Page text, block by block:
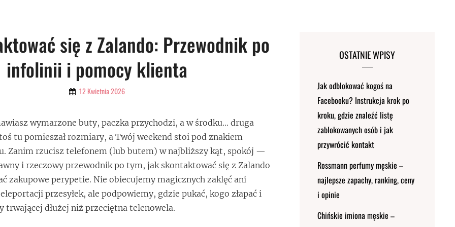
się z Zalando: Przewodnik po
infolinii i pomocy klienta
By 12 Kwietnia 2026
wymarzone buty, paczka przychodzi, a w środku… druga
tu pomieszał rozmiary, a Twój weekend stoi pod znakiem
Zanim rzucisz telefonem (lub butem) w najbliższy kąt, spokój —
i rzeczowy przewodnik po tym, jak skontaktować się z Zalando
zakupowe perypetie. Nie obiecujemy magicznych zaklęć ani
przesyłek, ale podpowiemy, gdzie pukać, kogo złapać i
trwającej dłużej niż przeciętna telenowela.
OSTATNIE WPISY
Jak odblokować kogoś na
Facebooku? Instrukcja krok po
kroku, gdzie znaleźć listę
zablokowanych osób i jak
przywrócić kontakt
Rossmann perfumy męskie –
najlepsze zapachy, ranking, ceny
i opinie
Chińskie imiona męskie –